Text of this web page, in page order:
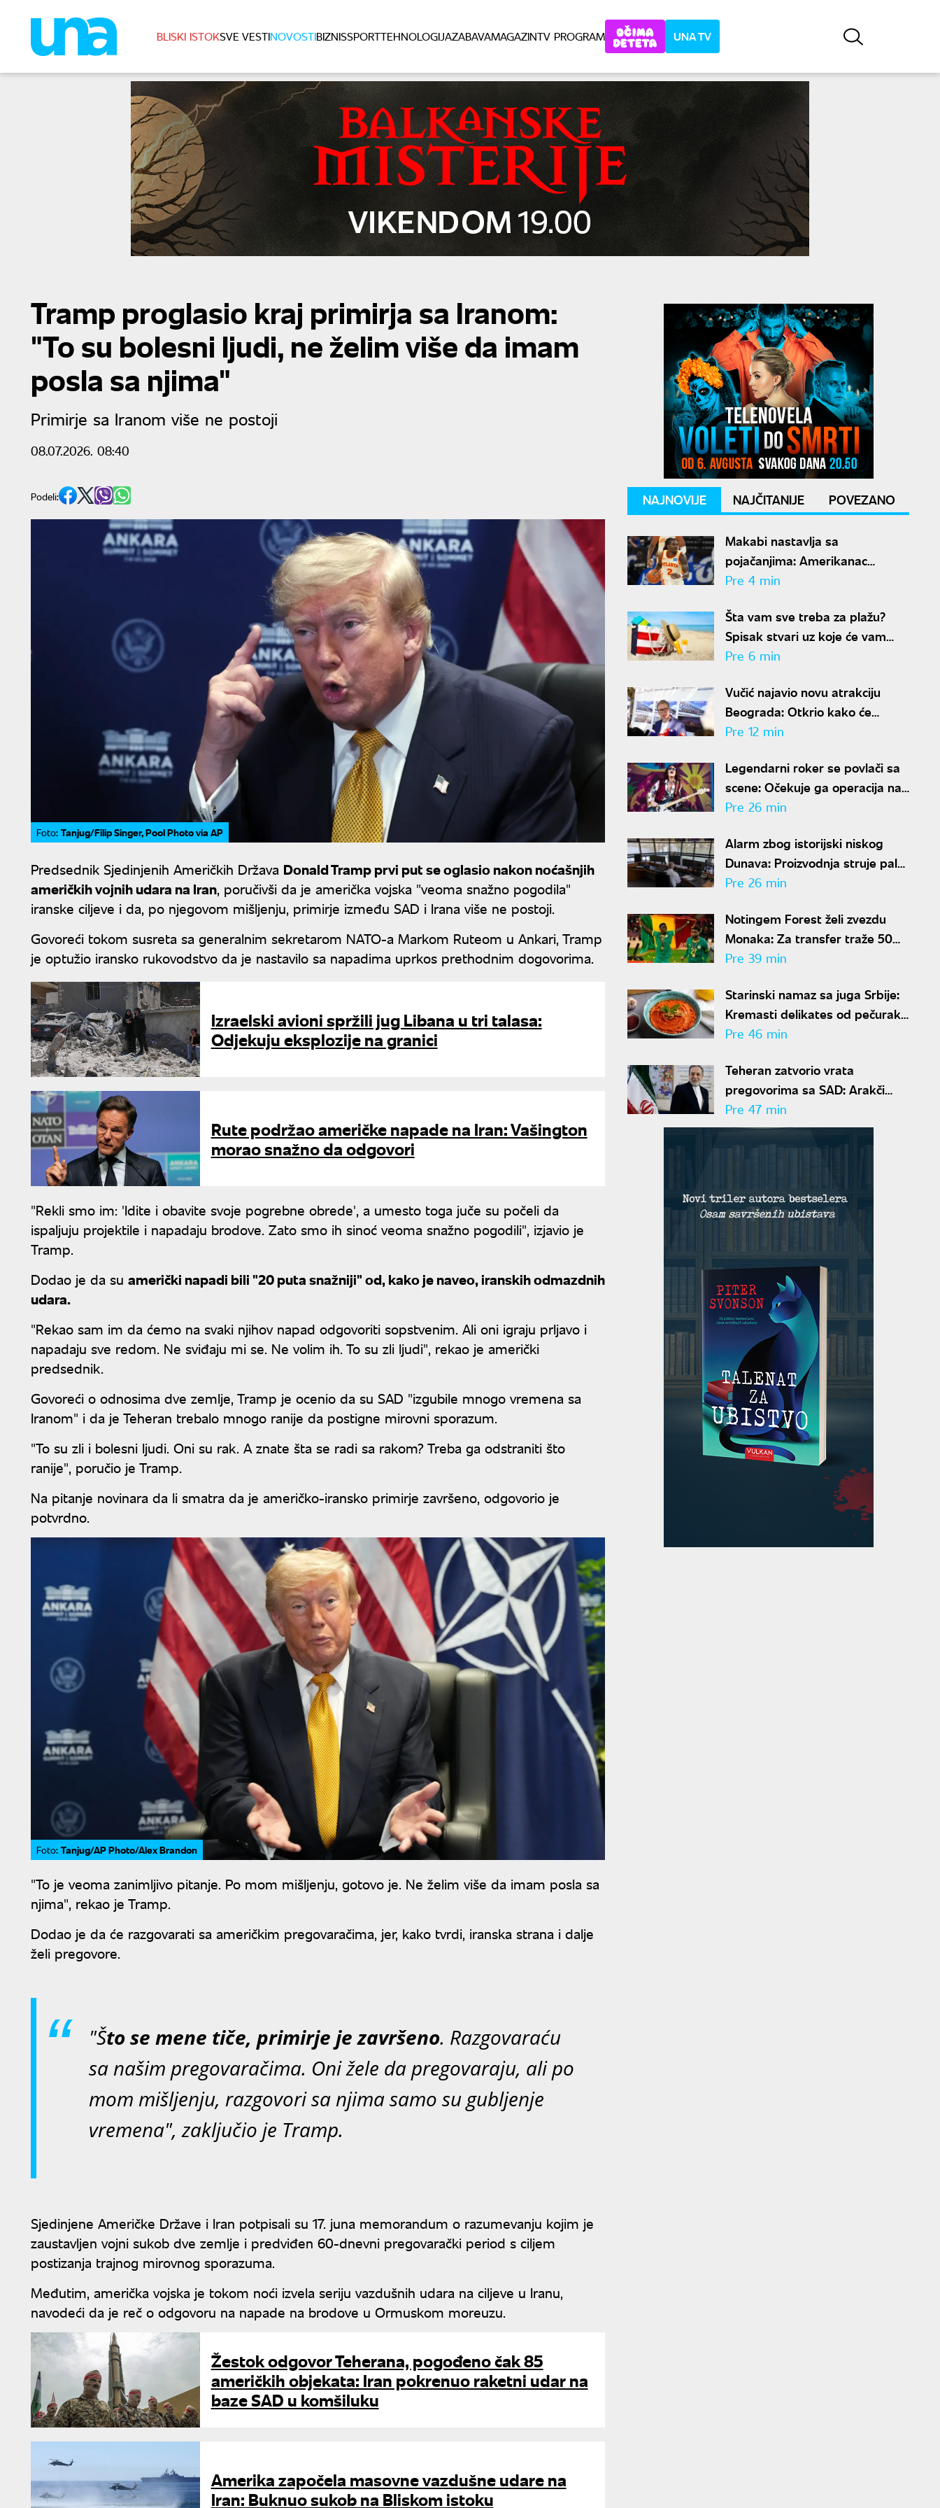
BLISKI ISTOKSVE VESTINOVOSTIBIZNISSPORTTEHNOLOGIJAZABAVAMAGAZINTV PROGRAM UNA TV
Tramp proglasio kraj primirja sa Iranom:
"To su bolesni ljudi, ne želim više da imam
posla sa njima"
Primirje sa Iranom više ne postoji
08.07.2026. 08:40
Podeli:
Foto: Tanjug/Filip Singer, Pool Photo via AP
Predsednik Sjedinjenih Američkih Država Donald Tramp prvi put se oglasio nakon noćašnjih
američkih vojnih udara na Iran, poručivši da je američka vojska "veoma snažno pogodila"
iranske ciljeve i da, po njegovom mišljenju, primirje između SAD i Irana više ne postoji.
Govoreći tokom susreta sa generalnim sekretarom NATO-a Markom Ruteom u Ankari, Tramp
je optužio iransko rukovodstvo da je nastavilo sa napadima uprkos prethodnim dogovorima.
Izraelski avioni spržili jug Libana u tri talasa:
Odjekuju eksplozije na granici
Rute podržao američke napade na Iran: Vašington
morao snažno da odgovori
"Rekli smo im: 'Idite i obavite svoje pogrebne obrede', a umesto toga juče su počeli da
ispaljuju projektile i napadaju brodove. Zato smo ih sinoć veoma snažno pogodili", izjavio je
Tramp.
Dodao je da su američki napadi bili "20 puta snažniji" od, kako je naveo, iranskih odmazdnih
udara.
"Rekao sam im da ćemo na svaki njihov napad odgovoriti sopstvenim. Ali oni igraju prljavo i
napadaju sve redom. Ne sviđaju mi se. Ne volim ih. To su zli ljudi", rekao je američki
predsednik.
Govoreći o odnosima dve zemlje, Tramp je ocenio da su SAD "izgubile mnogo vremena sa
Iranom" i da je Teheran trebalo mnogo ranije da postigne mirovni sporazum.
"To su zli i bolesni ljudi. Oni su rak. A znate šta se radi sa rakom? Treba ga odstraniti što
ranije", poručio je Tramp.
Na pitanje novinara da li smatra da je američko-iransko primirje završeno, odgovorio je
potvrdno.
Foto: Tanjug/AP Photo/Alex Brandon
"To je veoma zanimljivo pitanje. Po mom mišljenju, gotovo je. Ne želim više da imam posla sa
njima", rekao je Tramp.
Dodao je da će razgovarati sa američkim pregovaračima, jer, kako tvrdi, iranska strana i dalje
želi pregovore.
"Što se mene tiče, primirje je završeno. Razgovaraću
sa našim pregovaračima. Oni žele da pregovaraju, ali po
mom mišljenju, razgovori sa njima samo su gubljenje
vremena", zaključio je Tramp.
Sjedinjene Američke Države i Iran potpisali su 17. juna memorandum o razumevanju kojim je
zaustavljen vojni sukob dve zemlje i predviđen 60-dnevni pregovarački period s ciljem
postizanja trajnog mirovnog sporazuma.
Međutim, američka vojska je tokom noći izvela seriju vazdušnih udara na ciljeve u Iranu,
navodeći da je reč o odgovoru na napade na brodove u Ormuskom moreuzu.
Žestok odgovor Teherana, pogođeno čak 85
američkih objekata: Iran pokrenuo raketni udar na
baze SAD u komšiluku
Amerika započela masovne vazdušne udare na
Iran: Buknuo sukob na Bliskom istoku
NAJNOVIJE NAJČITANIJE POVEZANO
Makabi nastavlja sa
pojačanjima: Amerikanac
potpisao dvogodišnji ugovor
Pre 4 min
Šta vam sve treba za plažu?
Spisak stvari uz koje će vam
torba biti lagana, a dan savršen
Pre 6 min
Vučić najavio novu atrakciju
Beograda: Otkrio kako će
izgledati Stari železnički most i
Pre 12 min
Legendarni roker se povlači sa
scene: Očekuje ga operacija na
otvorenom srcu
Pre 26 min
Alarm zbog istorijski niskog
Dunava: Proizvodnja struje pala
50 odsto, evo da li je
Pre 26 min
Notingem Forest želi zvezdu
Monaka: Za transfer traže 50
miliona evra
Pre 39 min
Starinski namaz sa juga Srbije:
Kremasti delikates od pečuraka
i pečenih paprika
Pre 46 min
Teheran zatvorio vrata
pregovorima sa SAD: Arakči
otkrio šta Vašington prvo mora
da uradi
Pre 47 min